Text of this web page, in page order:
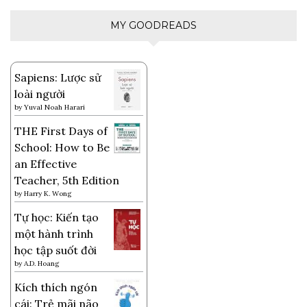
MY GOODREADS
Sapiens: Lược sử
loài người
by Yuval Noah Harari
THE First Days of
School: How to Be
an Effective
Teacher, 5th Edition
by Harry K. Wong
Tự học: Kiến tạo
một hành trình
học tập suốt đời
by A.D. Hoang
Kích thích ngón
cái: Trẻ mãi não